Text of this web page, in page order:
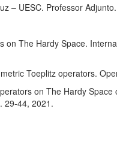
– UESC. Professor Adjunto.
on The Hardy Space.
Toeplitz operators.
on The Hardy
29-44, 2021.